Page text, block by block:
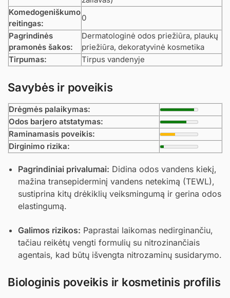
Komedogeniškumo
reitingas:
0
Pagrindinės
pramonės šakos:
Dermatologinė odos priežiūra, plaukų
priežiūra, dekoratyvinė kosmetika
Tirpumas:
Tirpus vandenyje
Savybės ir poveikis
Drėgmės palaikymas:
Odos barjero atstatymas:
Raminamasis poveikis:
Dirginimo rizika:
Pagrindiniai privalumai: Didina odos vandens kiekį,
mažina transepiderminį vandens netekimą (TEWL),
sustiprina kitų drėkiklių veiksmingumą ir gerina odos
elastingumą.
Galimos rizikos: Paprastai laikomas nedirginančiu,
tačiau reikėtų vengti formulių su nitrozinančiais
agentais, kad būtų išvengta nitrozaminų susidarymo.
Biologinis poveikis ir kosmetinis profilis